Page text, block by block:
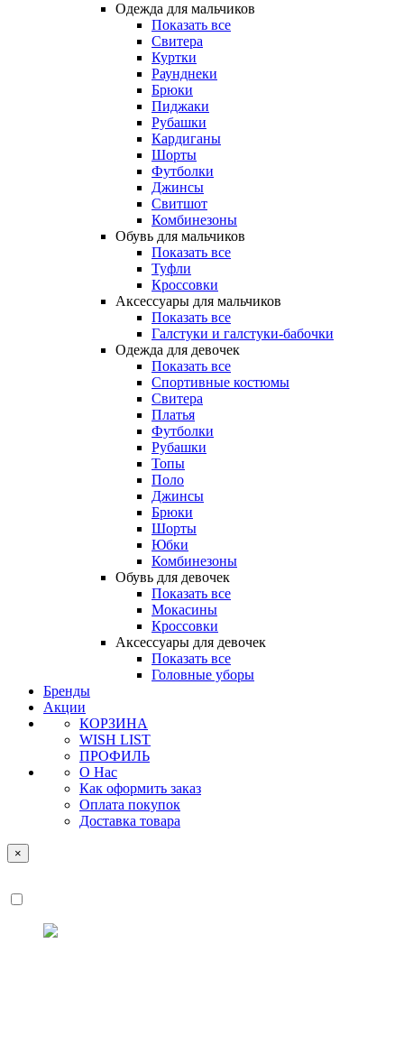
Одежда для мальчиков
Показать все
Свитера
Куртки
Раунднеки
Брюки
Пиджаки
Рубашки
Кардиганы
Шорты
Футболки
Джинсы
Свитшот
Комбинезоны
Обувь для мальчиков
Показать все
Туфли
Кроссовки
Аксессуары для мальчиков
Показать все
Галстуки и галстуки-бабочки
Одежда для девочек
Показать все
Спортивные костюмы
Свитера
Платья
Футболки
Рубашки
Топы
Поло
Джинсы
Брюки
Шорты
Юбки
Комбинезоны
Обувь для девочек
Показать все
Мокасины
Кроссовки
Аксессуары для девочек
Показать все
Головные уборы
Бренды
Акции
КОРЗИНА
WISH LIST
ПРОФИЛЬ
О Нас
Как оформить заказ
Оплата покупок
Доставка товара
×